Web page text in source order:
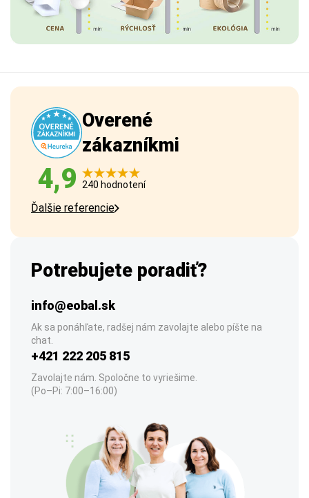
Overené
zákazníkmi
4,9 240 hodnotení
Ďalšie referencie
Potrebujete poradiť?
info@eobal.sk
Ak sa ponáhľate, radšej nám zavolajte alebo píšte na
chat.
+421 222 205 815
Zavolajte nám. Spoločne to vyriešime.
(Po–Pi: 7:00–16:00)